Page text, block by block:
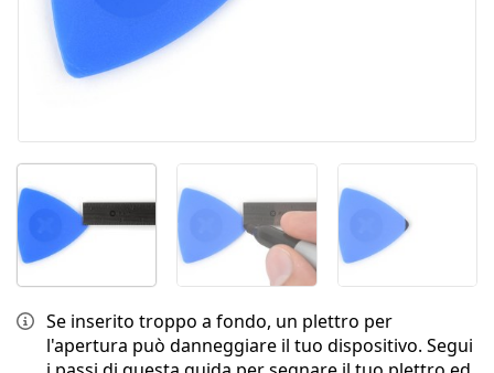
Se inserito troppo a fondo, un plettro per
l'apertura può danneggiare il tuo dispositivo. Segui